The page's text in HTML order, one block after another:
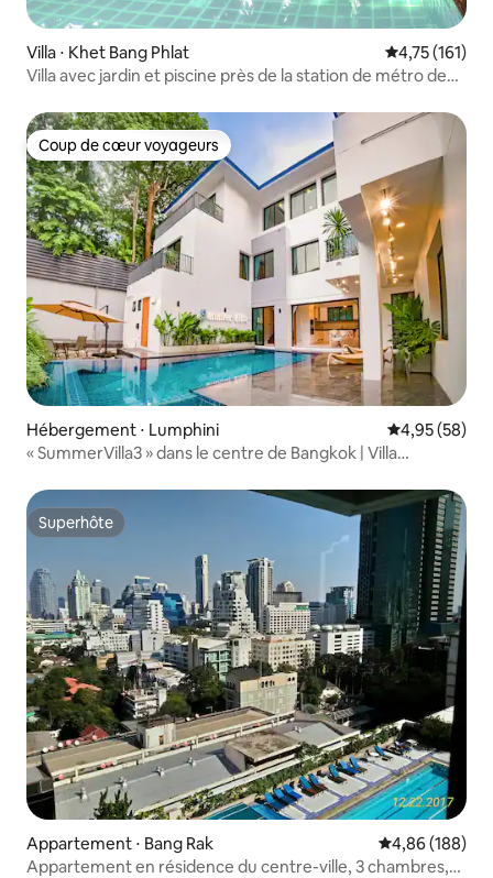
Villa ⋅ Khet Bang Phlat Évaluation
4,75 (161)
Villa avec jardin et piscine près de la station de métro de
Coup de cœur voyageurs
Coup de cœur voyageurs
Hébergement ⋅ Lumphini Évaluation
4,95 (58)
« SummerVilla3 » dans le centre de Bangkok | Villa
déjeuner, proche du BTS | Asok | EmQuartier
Superhôte
Superhôte
Appartement ⋅ Bang Rak Évaluation
4,86 (188)
Appartement en résidence du centre-ville, 3 chambres,